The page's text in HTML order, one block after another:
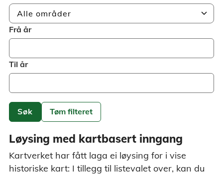
Alle områder
chevron_right
Frå år
Til år
Søk Tøm filteret
Løysing med kartbasert inngang
Kartverket har fått laga ei løysing for i vise
historiske kart: I tillegg til listevalet over, kan du